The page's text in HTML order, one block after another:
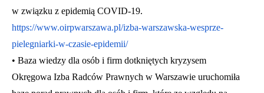
w związku z epidemią COVID-19.
https://www.oirpwarszawa.pl/izba-warszawska-wesprze-
pielegniarki-w-czasie-epidemii/
• Baza wiedzy dla osób i firm dotkniętych kryzysem
Okręgowa Izba Radców Prawnych w Warszawie uruchomiła